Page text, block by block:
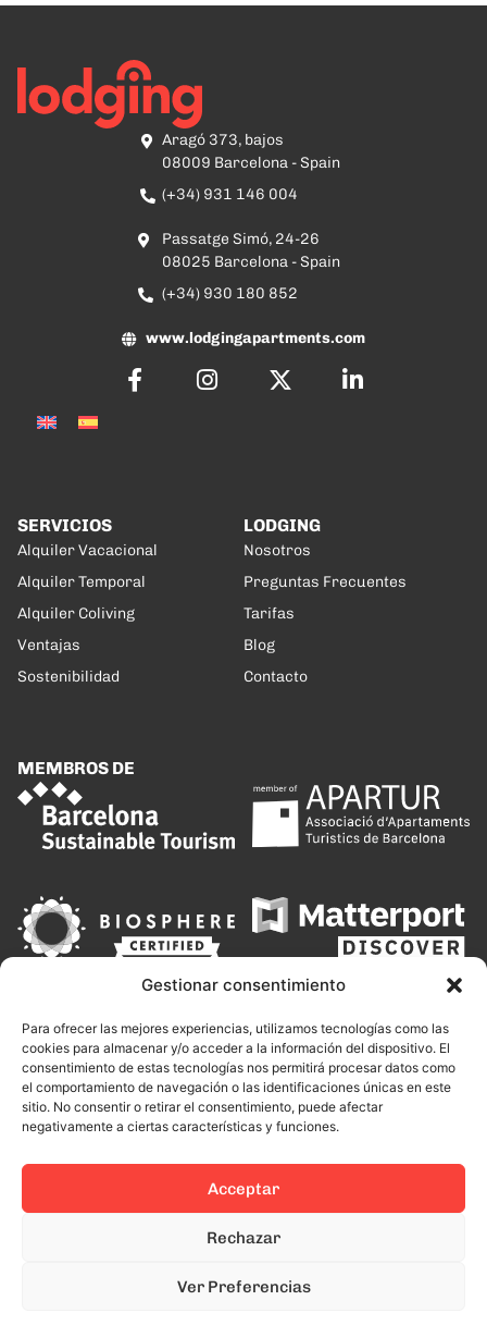
Gestionar consentimiento
Para ofrecer las mejores experiencias, utilizamos tecnologías como las
cookies para almacenar y/o acceder a la información del dispositivo. El
consentimiento de estas tecnologías nos permitirá procesar datos como
el comportamiento de navegación o las identificaciones únicas en este
sitio. No consentir o retirar el consentimiento, puede afectar
negativamente a ciertas características y funciones.
Acceptar
Rechazar
Ver Preferencias
Aragó 373, bajos
08009 Barcelona - Spain
(+34) 931 146 004
Passatge Simó, 24-26
08025 Barcelona - Spain
(+34) 930 180 852
www.lodgingapartments.com
SERVICIOS
Alquiler Vacacional
Alquiler Temporal
Alquiler Coliving
Ventajas
Sostenibilidad
LODGING
Nosotros
Preguntas Frecuentes
Tarifas
Blog
Contacto
MEMBROS DE
Terms of Service